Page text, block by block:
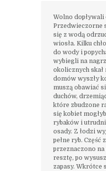
Wolno dopływali
Przedwieczorne
się z wodą
wiosła. Kilku
do wody i
wybiegli na
okolicznych skał
domów wyszły
muszą obawiać
duchów,
które zbudzone
się kobiet
rybaków i
osady. Z łodzi
pełne ryb. Część
przeznaczono
resztę, po
zapasy. Wkrótce